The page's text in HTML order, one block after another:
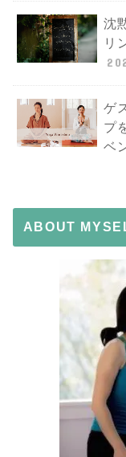
沈
リ
ゲ
プ
ベ
ABOUT